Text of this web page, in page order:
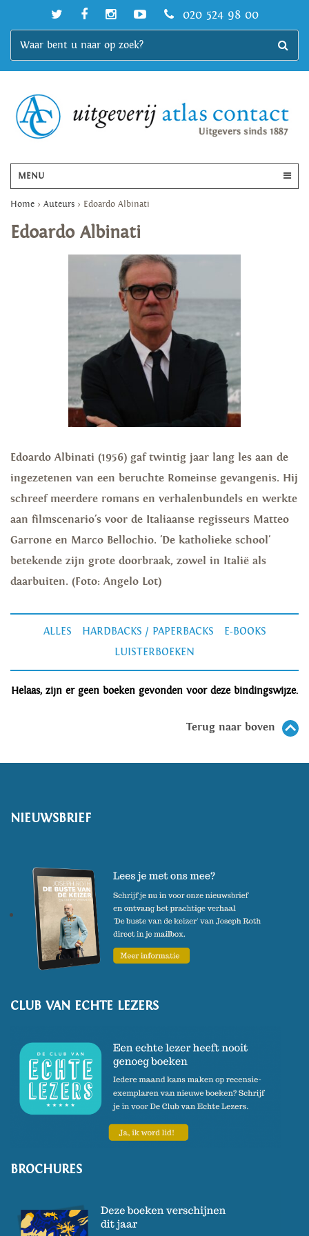
020 524 98 00
MENU
Home > Auteurs > Edoardo Albinati
Edoardo Albinati
Edoardo Albinati (1956) gaf twintig jaar lang les aan de
ingezetenen van een beruchte Romeinse gevangenis. Hij
schreef meerdere romans en verhalenbundels en werkte
aan filmscenario's voor de Italiaanse regisseurs Matteo
Garrone en Marco Bellochio. 'De katholieke school'
betekende zijn grote doorbraak, zowel in Italië als
daarbuiten. (Foto: Angelo Lot)
ALLES HARDBACKS / PAPERBACKS
E-BOOKS
LUISTERBOEKEN
Helaas, zijn er geen boeken gevonden voor deze bindingswijze.
Terug naar boven
NIEUWSBRIEF
CLUB VAN ECHTE LEZERS
BROCHURES